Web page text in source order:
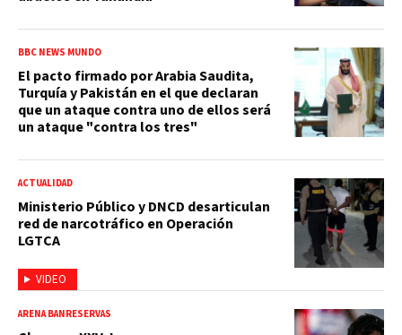
BBC NEWS MUNDO
El pacto firmado por Arabia Saudita,
Turquía y Pakistán en el que declaran
que un ataque contra uno de ellos será
un ataque "contra los tres"
VIDEO
ACTUALIDAD
Ministerio Público y DNCD desarticulan
red de narcotráfico en Operación
LGTCA
ARENA BANRESERVAS